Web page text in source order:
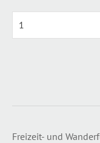
Freizeit- und